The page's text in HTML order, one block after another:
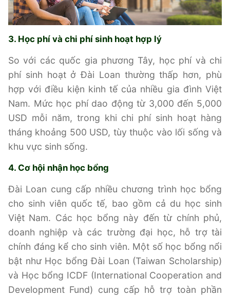
3. Học phí và chi phí sinh hoạt hợp lý
So với các quốc gia phương Tây, học phí và chi
phí sinh hoạt ở Đài Loan thường thấp hơn, phù
hợp với điều kiện kinh tế của nhiều gia đình Việt
Nam. Mức học phí dao động từ 3,000 đến 5,000
USD mỗi năm, trong khi chi phí sinh hoạt hàng
tháng khoảng 500 USD, tùy thuộc vào lối sống và
khu vực sinh sống.
4. Cơ hội nhận học bổng
Đài Loan cung cấp nhiều chương trình học bổng
cho sinh viên quốc tế, bao gồm cả du học sinh
Việt Nam. Các học bổng này đến từ chính phủ,
doanh nghiệp và các trường đại học, hỗ trợ tài
chính đáng kể cho sinh viên. Một số học bổng nổi
bật như Học bổng Đài Loan (Taiwan Scholarship)
và Học bổng ICDF (International Cooperation and
Development Fund) cung cấp hỗ trợ toàn phần